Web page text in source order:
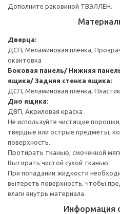
Дополните раковиной ТВЭЛЛЕН.
Дверца:
ДСП, Меламиновая пленка,
окантовка
Боковая панель/ Нижняя
ящика/ Задняя стенка ящика:
ДСП, Меламиновая пленка,
Дно ящика:
ДВП, Акриловая краска
Не используйте чистящие
твердые или острые предметы,
поверхность.
Протирать тканью, смоченной
Вытирать чистой сухой тканью.
При попадании жидкости
вытереть поверхность, чтобы
влаги внутрь материала.
Информация